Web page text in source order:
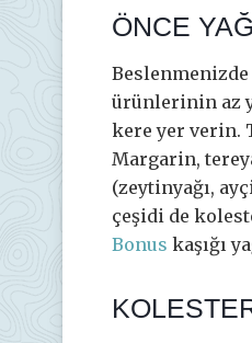
ÖNCE
ürünlerinin az
kere yer verin.
Margarin,
(zeytinyağı,
çeşidi de
Bonus kaşığı